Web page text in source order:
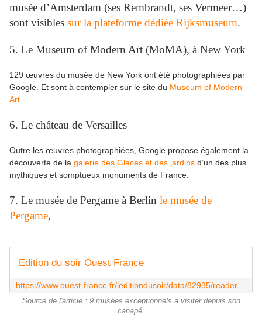
musée d’Amsterdam (ses Rembrandt, ses Vermeer…)
sont visibles sur la plateforme dédiée Rijksmuseum.
5. Le Museum of Modern Art (MoMA), à New York
129 œuvres du musée de New York ont été photographiées par
Google. Et sont à contempler sur le site du Museum of Modern
Art
6. Le château de Versailles
Outre les œuvres photographiées, Google propose également la
découverte de la galerie des Glaces et des jardins d’un des plus
mythiques et somptueux monuments de France.
7. Le musée de Pergame à Berlin le musée de
Pergame,
Edition du soir Ouest France
Source de l'article : 9 musées exceptionnels à visiter depuis son
canapé